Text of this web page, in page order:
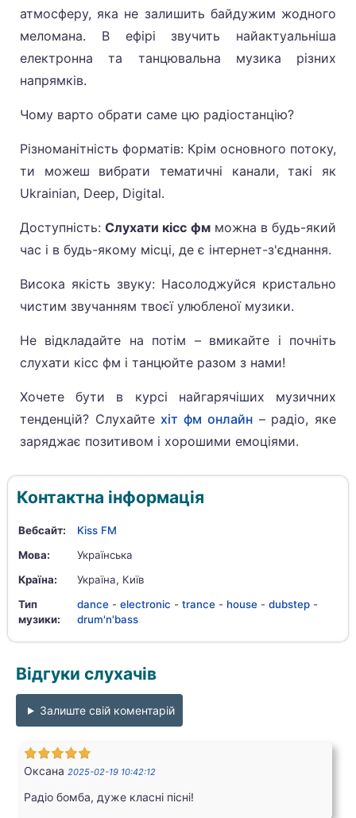
атмосферу, яка не залишить байдужим жодного
меломана. В ефірі звучить найактуальніша
електронна та танцювальна музика різних
напрямків.
Чому варто обрати саме цю радіостанцію?
Різноманітність форматів: Крім основного потоку,
ти можеш вибрати тематичні канали, такі як
Ukrainian, Deep, Digital.
Доступність:Слухати кісс фмможна в будь-який
час і в будь-якому місці, де є інтернет-з'єднання.
Висока якість звуку: Насолоджуйся кристально
чистим звучанням твоєї улюбленої музики.
Не відкладайте на потім – вмикайте і почніть
слухати кісс фм і танцюйте разом з нами!
Хочете бути в курсі найгарячіших музичних
тенденцій? Слухайтехіт фм онлайн– радіо, яке
заряджає позитивом і хорошими емоціями.
Контактна інформація
Вебсайт:
Kiss FM
Мова:
Українська
Країна:
Україна, Київ
Тип
музики:
dance - electronic - trance - house - dubstep -
drum'n'bass
Відгуки слухачів
Залиште свій коментарій
Оксана 2025-02-19 10:42:12
Радіо бомба, дуже класні пісні!